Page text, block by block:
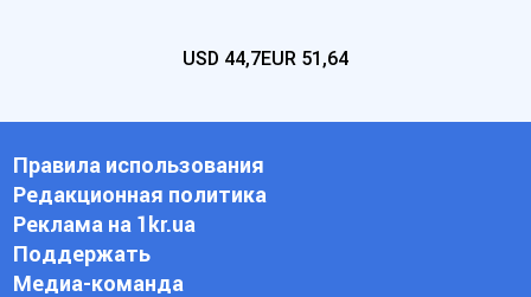
USD 44,7EUR 51,64
Правила использования
Редакционная политика
Реклама на 1kr.ua
Поддержать
Медиа-команда